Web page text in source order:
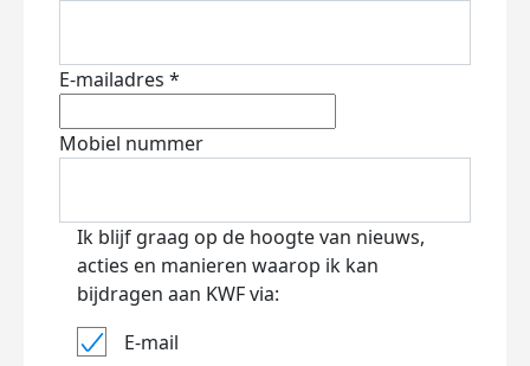
E-mailadres *
Mobiel nummer
Ik blijf graag op de hoogte van nieuws,
acties en manieren waarop ik kan
bijdragen aan KWF via:
E-mail